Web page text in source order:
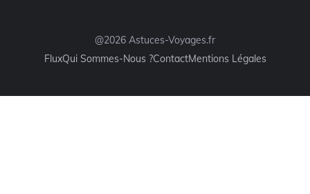
@2026 Astuces-Voyages.fr
FluxQui Sommes-Nous ?ContactMentions Légales